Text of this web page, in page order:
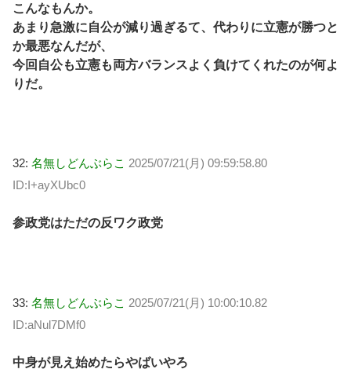
こんなもんか。
あまり急激に自公が減り過ぎるて、代わりに立憲が勝つと
か最悪なんだが、
今回自公も立憲も両方バランスよく負けてくれたのが何よ
りだ。
32: 名無しどんぶらこ 2025/07/21(月) 09:59:58.80
ID:I+ayXUbc0
参政党はただの反ワク政党
33: 名無しどんぶらこ 2025/07/21(月) 10:00:10.82
ID:aNul7DMf0
中身が見え始めたらやばいやろ